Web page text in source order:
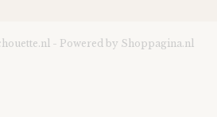
- Powered by Shoppagina.nl